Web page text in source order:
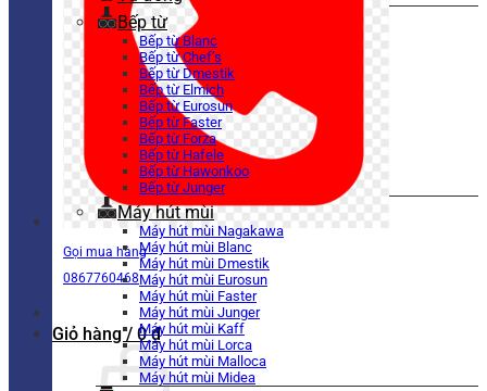
Gọi mua hàng
0867760468
Giỏ hàng / 0₫
Bếp từ
Bếp từ Blanc
Bếp từ Chef’s
Bếp từ Dmestik
Bếp từ Elmich
Bếp từ Eurosun
Bếp từ Faster
Bếp từ Forza
Bếp từ Hafele
Bếp từ Hawonkoo
Bếp từ Junger
Máy hút mùi
Máy hút mùi Nagakawa
Máy hút mùi Blanc
Máy hút mùi Dmestik
Máy hút mùi Eurosun
Máy hút mùi Faster
Máy hút mùi Junger
Máy hút mùi Kaff
Máy hút mùi Lorca
Máy hút mùi Malloca
Máy hút mùi Midea